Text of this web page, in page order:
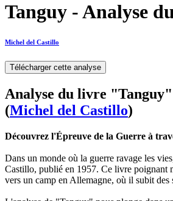
Tanguy - Analyse
Michel del Castillo
Télécharger cette analyse
Analyse du livre "Tanguy"
(Michel del Castillo)
Découvrez l'Épreuve de la Guerre à
Dans un monde où la guerre ravage les
Castillo, publié en 1957. Ce livre poignant
vers un camp en Allemagne, où il subit des